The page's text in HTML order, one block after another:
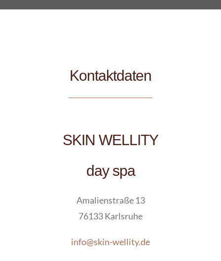
Kontaktdaten
SKIN WELLITY
day spa
Amalienstraße 13
76133 Karlsruhe
info@skin-wellity.de